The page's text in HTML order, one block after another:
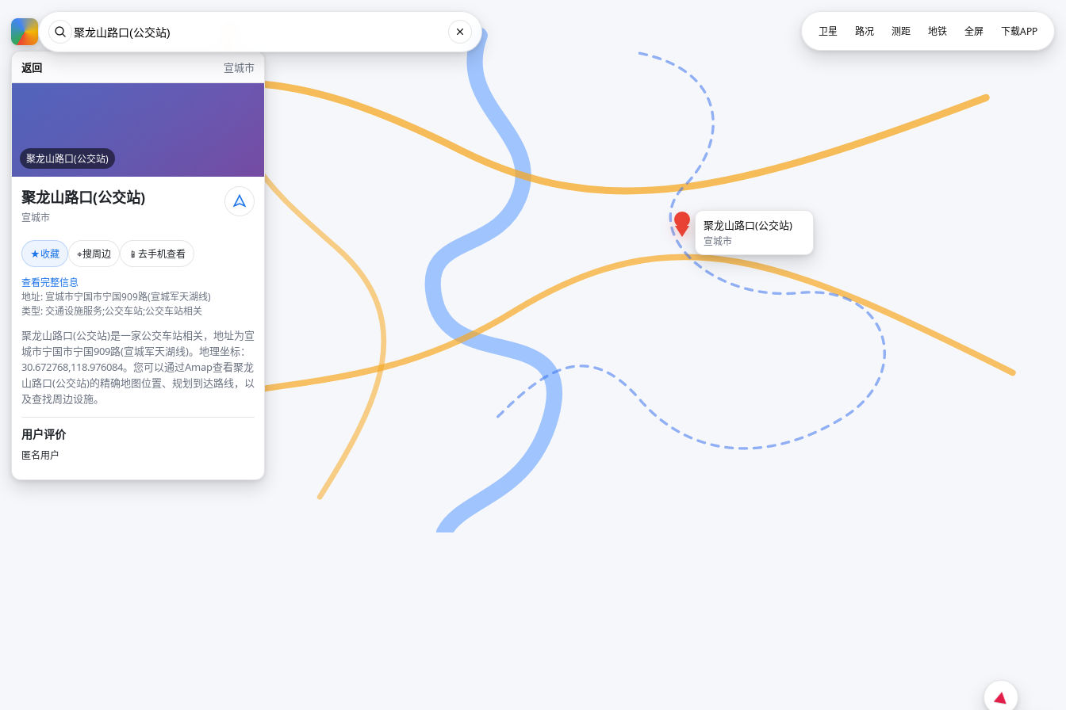
返回 宣城市
聚龙山路口(公交站)
聚龙山路口(公交站)
宣城市
★收藏 ⌖搜周边 📱 去手机查看
查看完整信息
地址: 宣城市宁国市宁国909路(宣城军天湖线)
类型: 交通设施服务;公交车站;公交车站相关
聚龙山路口(公交站)是一家公交车站相关，地址为宣
城市宁国市宁国909路(宣城军天湖线)。地理坐标：
30.672768,118.976084。您可以通过Amap查看聚龙
山路口(公交站)的精确地图位置、规划到达路线，以
及查找周边设施。
用户评价
匿名用户
聚龙山路口(公交站)
宣城市
卫星 路况 测距 地铁 全屏 下载APP